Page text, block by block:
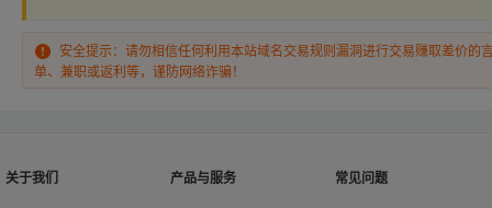
安全提示：请勿相信任何利用本站域名交易规则漏洞进行交易赚取差价的
单、兼职或返利等，谨防网络诈骗！
关于我们 产品与服务 常见问题